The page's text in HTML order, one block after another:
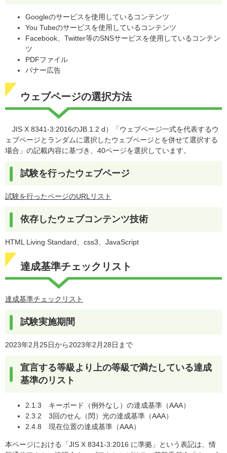
Googleのサービスを使用しているコンテンツ
You Tubeのサービスを使用しているコンテンツ
Facebook、Twitter等のSNSサービスを使用しているコンテン
ツ
PDFファイル
バナー広告
ウェブページの選択方法
JIS X 8341-3:2016のJB.1.2 d）「ウェブページ一式を代表するウ
ェブページとランダムに選択したウェブページとを併せて選択する
場合」の記載内容に基づき、40ページを選択しています。
試験を行ったウェブページ
試験を行ったページのURLリスト
依存したウェブコンテンツ技術
HTML Living Standard、css3、JavaScript
達成基準チェックリスト
達成基準チェックリスト
試験実施期間
2023年2月25日から2023年2月28日まで
宣言する等級より上の等級で満たしている達成
基準のリスト
2.1.3 キーボード（例外なし）の達成基準（AAA）
2.3.2 3回のせん（閃）光の達成基準（AAA）
2.4.8 現在位置の達成基準（AAA）
本ページにおける「JIS X 8341-3:2016 に準拠」という表記は、情